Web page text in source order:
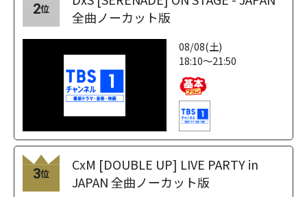
2位
全曲ノーカット版
08/08(土)
18:10～21:50
3位
CxM [DOUBLE UP] LIVE PARTY in
JAPAN 全曲ノーカット版